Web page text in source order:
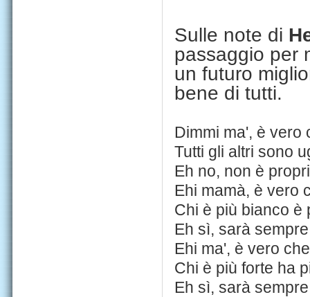
Sulle note di
passaggio per
un futuro
bene di tutti.
Dimmi ma', è vero
Tutti gli altri sono
Eh no, non è
Ehi mamà, è vero
Chi è più bianco è
Eh sì, sarà
Ehi ma', è vero che
Chi è più forte ha
Eh sì, sarà